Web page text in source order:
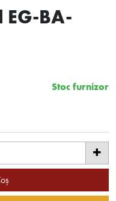
BA-
Stoc furnizor